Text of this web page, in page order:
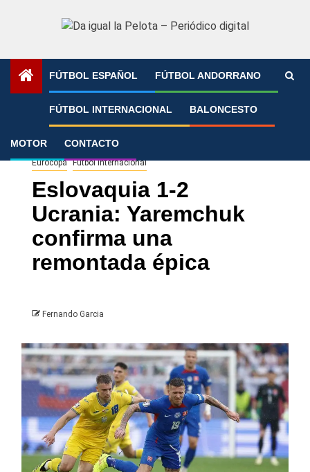
FÚTBOL ESPAÑOL FÚTBOL ANDORRANO
FÚTBOL INTERNACIONAL BALONCESTO
MOTOR CONTACTO
»
Eurocopa Fútbol Internacional
Eslovaquia 1-2
Ucrania: Yaremchuk
confirma una
remontada épica
Fernando Garcia